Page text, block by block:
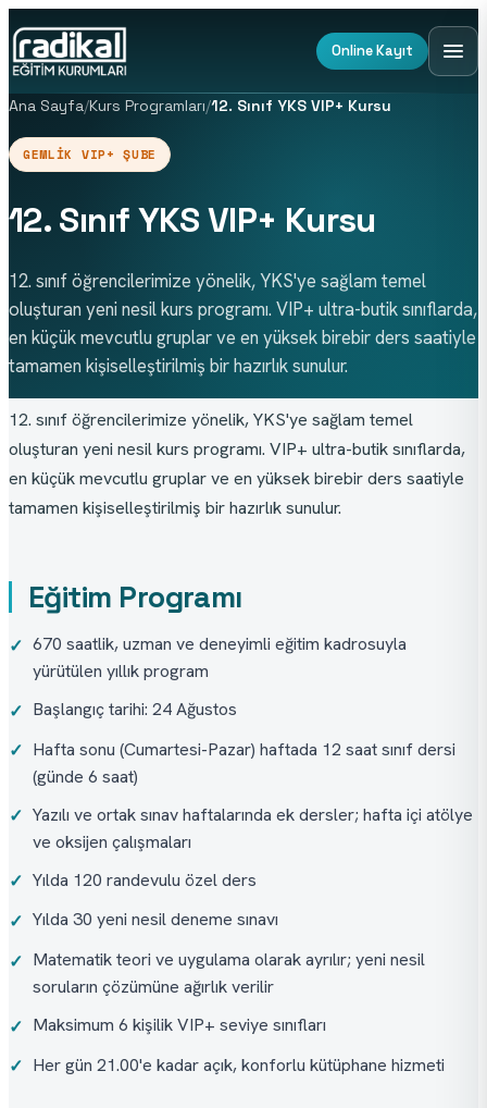
Online Kayıt
Ana Sayfa/Kurs Programları/12. Sınıf YKS VIP+ Kursu
GEMLIK VIP+ ŞUBE
12. Sınıf YKS VIP+ Kursu
12. sınıf öğrencilerimize yönelik, YKS'ye sağlam temel
oluşturan yeni nesil kurs programı. VIP+ ultra-butik sınıflarda,
en küçük mevcutlu gruplar ve en yüksek birebir ders saatiyle
tamamen kişiselleştirilmiş bir hazırlık sunulur.
12. sınıf öğrencilerimize yönelik, YKS'ye sağlam temel
oluşturan yeni nesil kurs programı. VIP+ ultra-butik sınıflarda,
en küçük mevcutlu gruplar ve en yüksek birebir ders saatiyle
tamamen kişiselleştirilmiş bir hazırlık sunulur.
Eğitim Programı
✓ 670 saatlik, uzman ve deneyimli eğitim kadrosuyla
yürütülen yıllık program
✓ Başlangıç tarihi: 24 Ağustos
✓ Hafta sonu (Cumartesi-Pazar) haftada 12 saat sınıf dersi
(günde 6 saat)
✓ Yazılı ve ortak sınav haftalarında ek dersler; hafta içi atölye
ve oksijen çalışmaları
✓ Yılda 120 randevulu özel ders
✓ Yılda 30 yeni nesil deneme sınavı
✓ Matematik teori ve uygulama olarak ayrılır; yeni nesil
soruların çözümüne ağırlık verilir
✓ Maksimum 6 kişilik VIP+ seviye sınıfları
✓ Her gün 21.00'e kadar açık, konforlu kütüphane hizmeti